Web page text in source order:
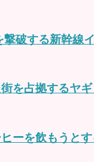
破する新幹線
を占拠するヤ
ーを飲もうと